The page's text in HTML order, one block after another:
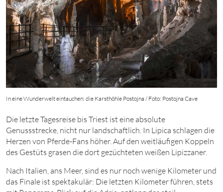
In eine Wunderwelt eintauchen: die Karsthöhle Postojna / Foto: Postojna Cave
Die letzte Tagesreise bis Triest ist eine absolute
Genussstrecke, nicht nur landschaftlich. In Lipica schlagen die
Herzen von Pferde-Fans höher. Auf den weitläufigen Koppeln
des Gestüts grasen die dort gezüchteten weißen Lipizzaner.
Nach Italien, ans Meer, sind es nur noch wenige Kilometer und
das Finale ist spektakulär: Die letzten Kilometer führen, stets